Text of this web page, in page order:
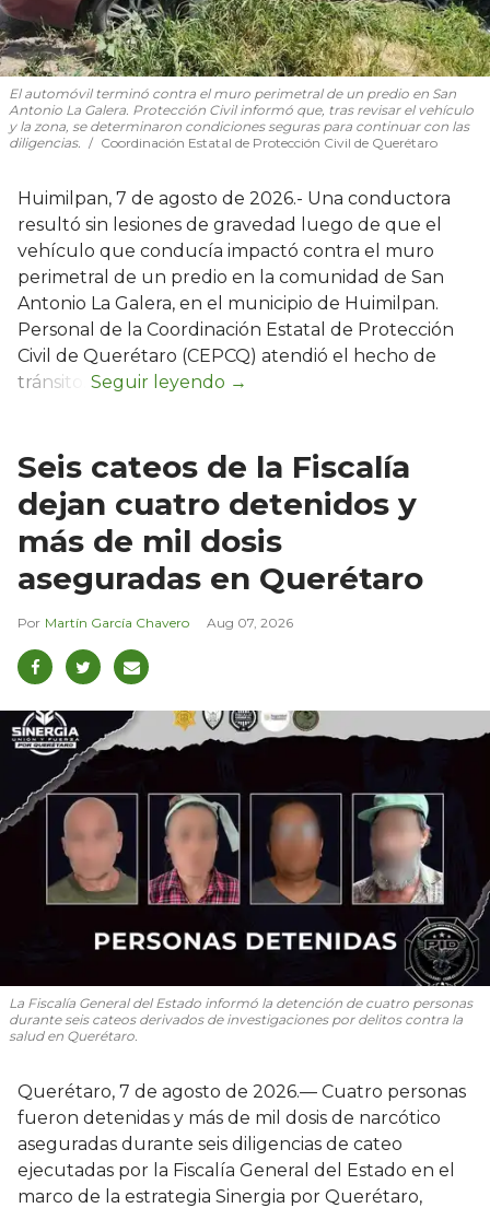
El automóvil terminó contra el muro perimetral de un predio en San
Antonio La Galera. Protección Civil informó que, tras revisar el vehículo
y la zona, se determinaron condiciones seguras para continuar con las
diligencias.
Coordinación Estatal de Protección Civil de Querétaro
Huimilpan, 7 de agosto de 2026.- Una conductora
resultó sin lesiones de gravedad luego de que el
vehículo que conducía impactó contra el muro
perimetral de un predio en la comunidad de San
Antonio La Galera, en el municipio de Huimilpan.
Personal de la Coordinación Estatal de Protección
Civil de Querétaro (CEPCQ) atendió el hecho de
tránsito.
Seis cateos de la Fiscalía
dejan cuatro detenidos y
más de mil dosis
aseguradas en Querétaro
Martín García Chavero Aug 07, 2026
La Fiscalía General del Estado informó la detención de cuatro personas
durante seis cateos derivados de investigaciones por delitos contra la
salud en Querétaro.
Querétaro, 7 de agosto de 2026.— Cuatro personas
fueron detenidas y más de mil dosis de narcótico
aseguradas durante seis diligencias de cateo
ejecutadas por la Fiscalía General del Estado en el
marco de la estrategia Sinergia por Querétaro,